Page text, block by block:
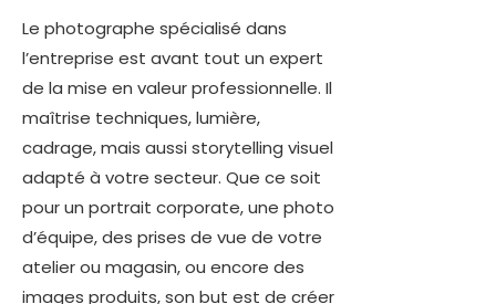
Le photographe spécialisé dans
l’entreprise est avant tout un expert
de la mise en valeur professionnelle. Il
maîtrise techniques, lumière,
cadrage, mais aussi storytelling visuel
adapté à votre secteur. Que ce soit
pour un portrait corporate, une photo
d’équipe, des prises de vue de votre
atelier ou magasin, ou encore des
images produits, son but est de créer